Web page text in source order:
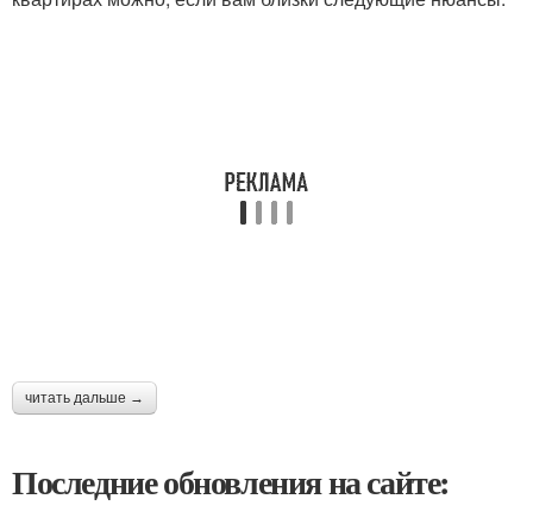
читать дальше →
Последние обновления на сайте: